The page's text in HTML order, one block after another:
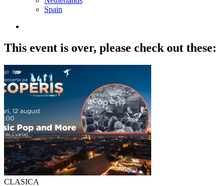
Spain
This event is over, please check out these:
CLASICA